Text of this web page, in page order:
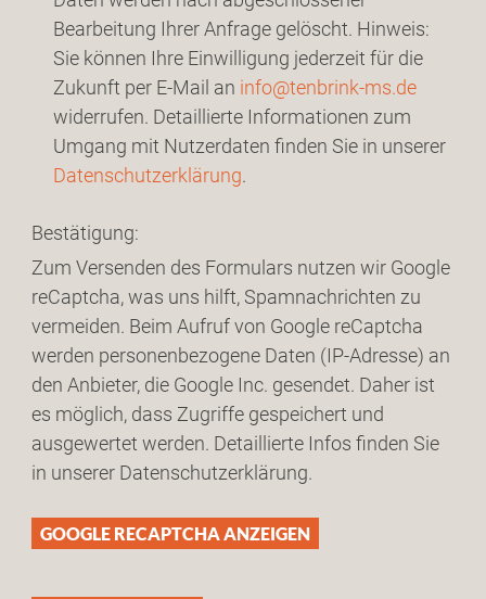
Bearbeitung Ihrer Anfrage gelöscht. Hinweis:
Sie können Ihre Einwilligung jederzeit für die
Zukunft per E-Mail an info@tenbrink-ms.de
widerrufen. Detaillierte Informationen zum
Umgang mit Nutzerdaten finden Sie in unserer
Datenschutzerklärung.
Bestätigung:
Zum Versenden des Formulars nutzen wir Google
reCaptcha, was uns hilft, Spamnachrichten zu
vermeiden. Beim Aufruf von Google reCaptcha
werden personenbezogene Daten (IP-Adresse) an
den Anbieter, die Google Inc. gesendet. Daher ist
es möglich, dass Zugriffe gespeichert und
ausgewertet werden. Detaillierte Infos finden Sie
in unserer Datenschutzerklärung.
GOOGLE RECAPTCHA ANZEIGEN